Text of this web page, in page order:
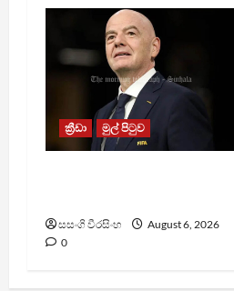
ක්‍රීඩා මුල් පිටුව
සසංගි වීරසිංහ
August 6, 2026
0